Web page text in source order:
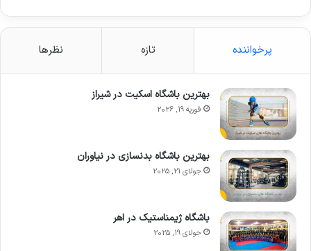
پرخواننده تازه نظرها
بهترین باشگاه اسکیت در شیراز
فوریه 19, 2026
بهترین باشگاه بدنسازی در نیاوران
جولای 21, 2025
باشگاه ژیمناستیک در اهر
جولای 19, 2025